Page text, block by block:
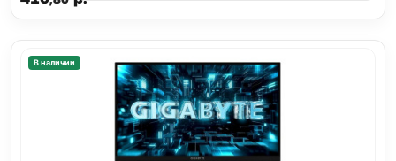
В наличии